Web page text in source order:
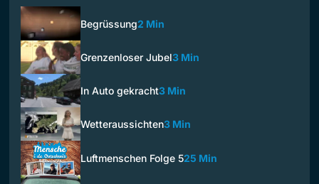
Begrüssung2 Min
Grenzenloser Jubel3 Min
In Auto gekracht3 Min
Wetteraussichten3 Min
Luftmenschen Folge 525 Min